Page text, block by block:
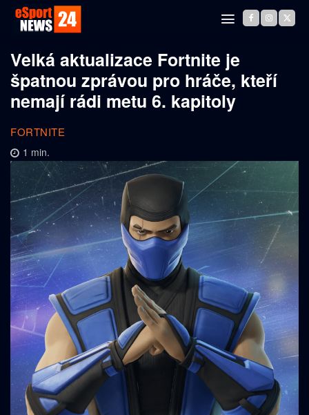
Velká aktualizace Fortnite je
špatnou zprávou pro hráče, kteří
nemají rádi metu 6. kapitoly
FORTNITE
1 min.